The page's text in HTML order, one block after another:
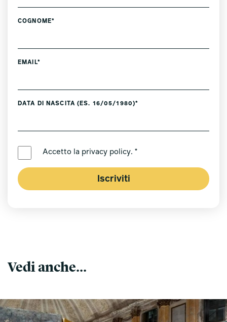
COGNOME*
EMAIL*
DATA DI NASCITA (ES. 16/05/1980)*
Accetto la privacy policy. *
Iscriviti
Vedi anche...